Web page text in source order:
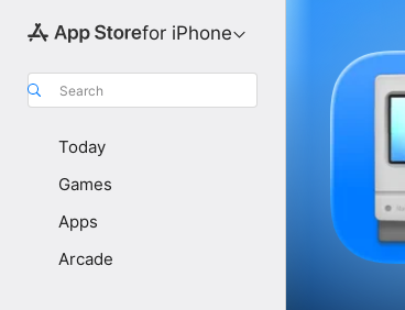
for iPhone
Search
Today
Games
Apps
Arcade